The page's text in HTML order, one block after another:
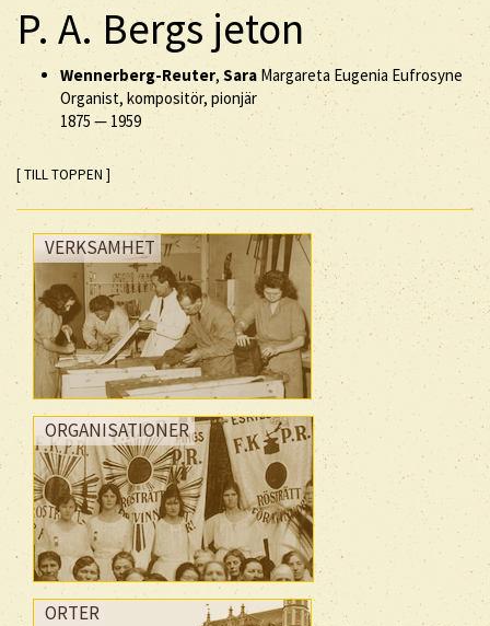
P. A. Bergs jeton
Wennerberg-Reuter, SaraMargareta Eugenia Eufrosyne
Organist, kompositör, pionjär
1875 — 1959
[ TILL TOPPEN ]
VERKSAMHET
ORGANISATIONER
ORTER